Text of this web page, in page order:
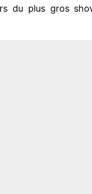
du plus gros